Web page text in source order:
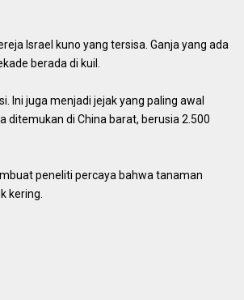
Israel kuno yang tersisa. Ganja yang ada
berada di kuil.
Ini juga menjadi jejak yang paling awal
ditemukan di China barat, berusia 2.500
peneliti percaya bahwa tanaman
kering.